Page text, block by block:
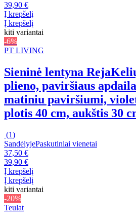
39,90 €
Į krepšelį
Į krepšelį
kiti variantai
-6%
PT LIVING
Sieninė lentyna Reja
plieno, paviršiaus
matiniu paviršiumi,
plotis 40 cm, aukštis 30
(1)
SandėlyjePaskutiniai vienetai
37,50 €
39,90 €
Į krepšelį
Į krepšelį
kiti variantai
-20%
Teulat